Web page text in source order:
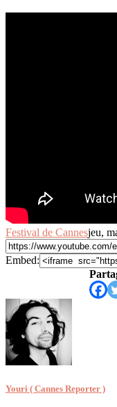
Festival de Cannesjeu,
Embed:
Youri ( Cannes Reporter )